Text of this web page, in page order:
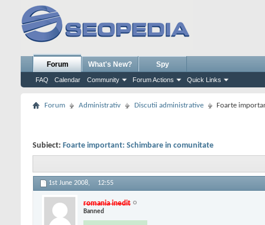
Forum
FAQ Calendar Community Forum Actions Quick Links
What's New? Spy
Forum Administrativ Discutii administrative Foarte
Subiect: Foarte important: Schimbare in comunitate
1st June 2008, 12:55
romania inedit
Banned